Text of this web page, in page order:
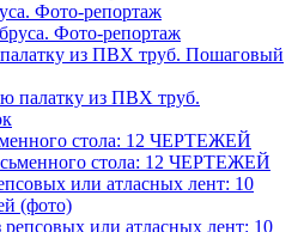
Фото-репортаж
палатку из ПВХ труб. Пошаговый
стола: 12 ЧЕРТЕЖЕЙ
или атласных лент: 10
(фото)